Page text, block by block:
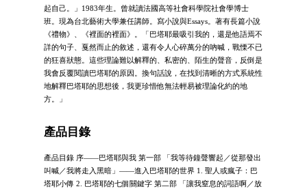
起自己。」1983年生。曾就讀法國高等社會科學院社會學博士
班。現為台北藝術大學兼任講師。寫小說與Essays。著有長篇小說
《禮物》、《裡面的裡面》。「巴塔耶最吸引我的，還是他語焉不
詳的句子、戛然而止的敘述，還有令人心碎萬分的吶喊，戰慄不已
的狂喜狀態。這些理論難以解釋的、私密的、陌生的聲音，反倒是
我會反覆閱讀巴塔耶的原因。換句話說，在找到清晰的方式系統性
地解釋巴塔耶的思想後，我更珍惜他無法輕易被理論化約的地
方。」
產品目錄
產品目錄 序——巴塔耶與我 第一部 「我等待鐘聲響起／從那發出
叫喊／我將走入黑暗」——進入巴塔耶的世界 1. 聖人或瘋子：巴
塔耶小傳 2. 巴塔耶的七個關鍵字 第二部 「讓我窒息的詞語啊／放